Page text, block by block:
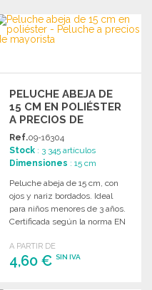
Solicitar un presupuesto
PELUCHE ABEJA DE
15 CM EN POLIÉSTER
A PRECIOS DE
MAYORISTA
Ref.09-16304
Stock : 3 345 artículos
Dimensiones : 15 cm
Peluche abeja de 15 cm, con
ojos y nariz bordados. Ideal
para niños menores de 3 años.
Certificada según la norma EN
A PARTIR DE
4,60 €SIN IVA